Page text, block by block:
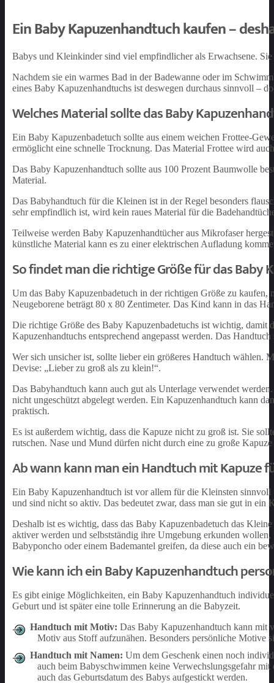
Ein Baby Kapuzenhandtuch kaufen –
Babys und Kleinkinder sind viel empfindlicher als Erwachsene.
Nachdem sie ein warmes Bad in der Badewanne oder im
eines Baby Kapuzenhandtuchs ist deswegen durchaus sinnvoll –
Welches Material sollte das Baby
Ein Baby Kapuzenbadetuch sollte aus einem weichen Frottee-
ermöglicht eine schnelle Trocknung. Das Material Frottee wird
Das Baby Kapuzenhandtuch sollte aus 100 Prozent Baumwolle
Material.
Das Babyhandtuch für die Kleinen ist in der Regel besonders
sehr empfindlich ist, wird kein raues Material für die
Teilweise werden Baby Kapuzenhandtücher aus Mikrofaser
künstliche Material kann es zu einer elektrischen Aufladung
So findet man die richtige Größe für das Baby
Um das Baby Kapuzenbadetuch in der richtigen Größe zu kaufen,
Neugeborene beträgt 80 x 80 Zentimeter. Das Kind kann in das
Die richtige Größe des Baby Kapuzenbadetuchs ist wichtig, damit
Kapuzenhandtuchs entsprechend angepasst werden. Das
Wer sich unsicher ist, sollte lieber ein größeres Handtuch wählen.
Devise: „Lieber zu groß als zu klein!“.
Das Babyhandtuch kann auch gut als Unterlage verwendet
nicht ungeschützt abgelegt werden. Ein Kapuzenhandtuch kann
praktisch.
Es ist außerdem wichtig, dass die Kapuze nicht zu groß ist. Sie
rutschen. Nase und Mund dürfen nicht durch eine zu große
Ab wann kann man ein Handtuch mit Kapuze
Ein Baby Kapuzenhandtuch ist vor allem für die Kleinsten
und sind nicht so aktiv. Das bedeutet zwar, dass man sie gut in
Deshalb ist es wichtig, dass das Baby Kapuzenbadetuch das
aktiver werden und selbstständig ihre Umgebung erkunden
Babyponcho oder einem Bademantel greifen, da diese auch ein
Wie kann ich ein Baby Kapuzenhandtuch
Es gibt einige Möglichkeiten, ein Baby Kapuzenhandtuch
Geburt und ist später eine tolle Erinnerung an die Babyzeit.
Handtuch mit Motiv: Das Baby Kapuzenhandtuch kann mit
Motiv aus Stoff aufzunähen. Besonders persönliche Motive
Handtuch mit Namen: Um dem Geschenk einen noch
auch beim Babyschwimmen keine Verwechslungsgefahr
auch das Geburtsdatum des Babys aufgestickt werden.